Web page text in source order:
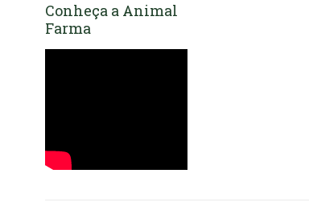
Conheça a Animal
Farma